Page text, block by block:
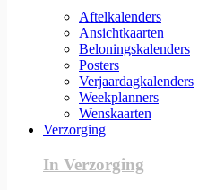
Aftelkalenders
Ansichtkaarten
Beloningskalenders
Posters
Verjaardagkalenders
Weekplanners
Wenskaarten
Verzorging
In Verzorging